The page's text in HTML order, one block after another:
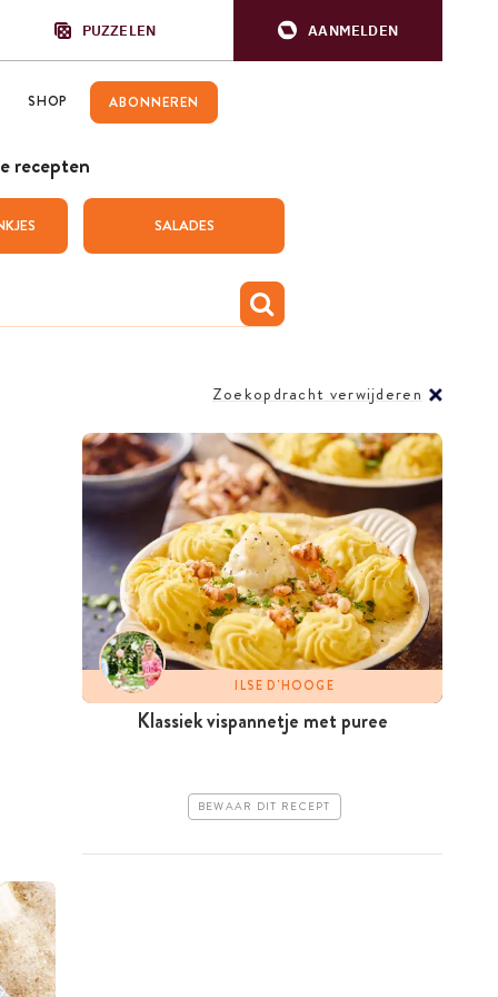
PUZZELEN AANMELDEN
SHOP ABONNEREN
recepten
SALADES
Zoekopdracht verwijderen
ILSE D'HOOGE
Klassiek vispannetje met puree
BEWAAR DIT RECEPT